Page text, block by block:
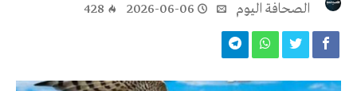
2026-06-06
428